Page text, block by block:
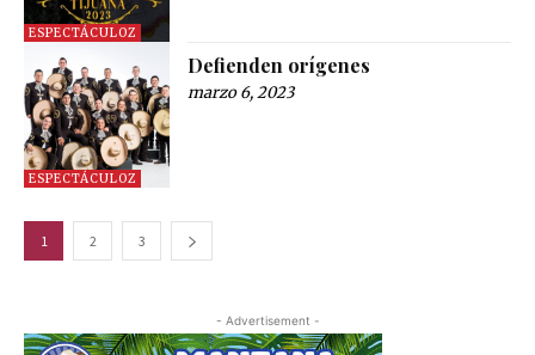
ESPECTÁCULOZ
ESPECTÁCULOZ
Defienden orígenes
marzo 6, 2023
1 2 3
- Advertisement -